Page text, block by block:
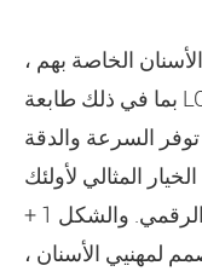
الخاصة بهم ،
بما في ذلك طابعة LCD ثلاثية الأبعاد الجديدة Ege E1 ،
توفر السرعة والدقة
المثالي لأولئك
الجدد في عصر طب الأسنان الرقمي. والشكل 1 +
لمهنيي الأسنان ،